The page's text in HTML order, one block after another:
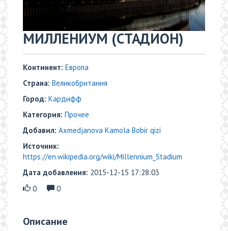
МИЛЛЕНИУМ (СТАДИОН)
Континент: Европа
Страна: Великобритания
Город: Кардифф
Категория: Прочее
Добавил: Axmedjanova Kamola Bobir qizi
Источник:
https://en.wikipedia.org/wiki/Millennium_Stadium
Дата добавления: 2015-12-15 17:28:03
0
0
Описание